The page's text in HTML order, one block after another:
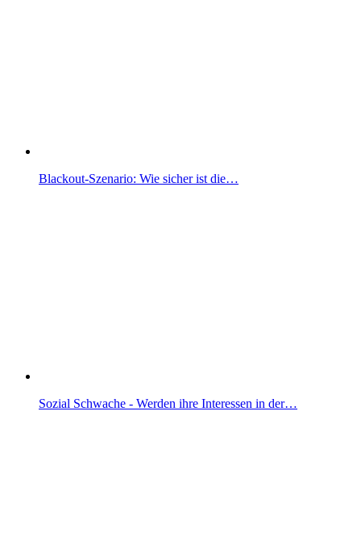
Blackout-Szenario: Wie sicher ist die…
Sozial Schwache - Werden ihre Interessen in der…